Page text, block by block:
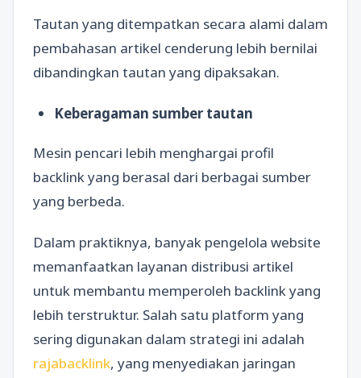
Tautan yang ditempatkan secara alami dalam
pembahasan artikel cenderung lebih bernilai
dibandingkan tautan yang dipaksakan.
Keberagaman sumber tautan
Mesin pencari lebih menghargai profil
backlink yang berasal dari berbagai sumber
yang berbeda.
Dalam praktiknya, banyak pengelola website
memanfaatkan layanan distribusi artikel
untuk membantu memperoleh backlink yang
lebih terstruktur. Salah satu platform yang
sering digunakan dalam strategi ini adalah
rajabacklink, yang menyediakan jaringan